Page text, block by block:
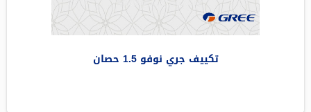
تكييف جري نوفو 1.5 حصان